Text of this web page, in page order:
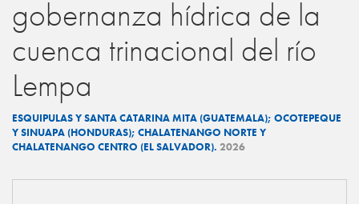
gobernanza hídrica de la
cuenca trinacional del río
Lempa
ESQUIPULAS Y SANTA CATARINA MITA (GUATEMALA); OCOTEPEQUE
Y SINUAPA (HONDURAS); CHALATENANGO NORTE Y
CHALATENANGO CENTRO (EL SALVADOR). 2026